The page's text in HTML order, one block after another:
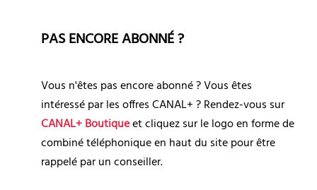
PAS ENCORE ABONNÉ ?
Vous n'êtes pas encore abonné ? Vous êtes
intéressé par les offres CANAL+ ? Rendez-vous sur
CANAL+ Boutique et cliquez sur le logo en forme de
combiné téléphonique en haut du site pour être
rappelé par un conseiller.